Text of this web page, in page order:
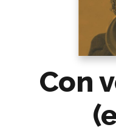
Con